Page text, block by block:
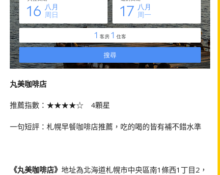
丸美咖啡店
推薦指數：★★★★☆ 4顆星
一句短評：札幌早餐咖啡店推薦，吃的喝的皆有補不錯水準
《丸美咖啡店》 地址為北海道札幌市中央區南1條西1丁目2，